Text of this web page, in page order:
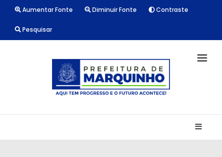
Aumentar Fonte Diminuir Fonte Contraste
Pesquisar